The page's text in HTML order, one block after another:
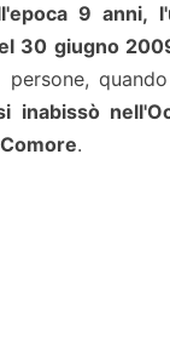
9 anni,
30 giugno
inabissò
.